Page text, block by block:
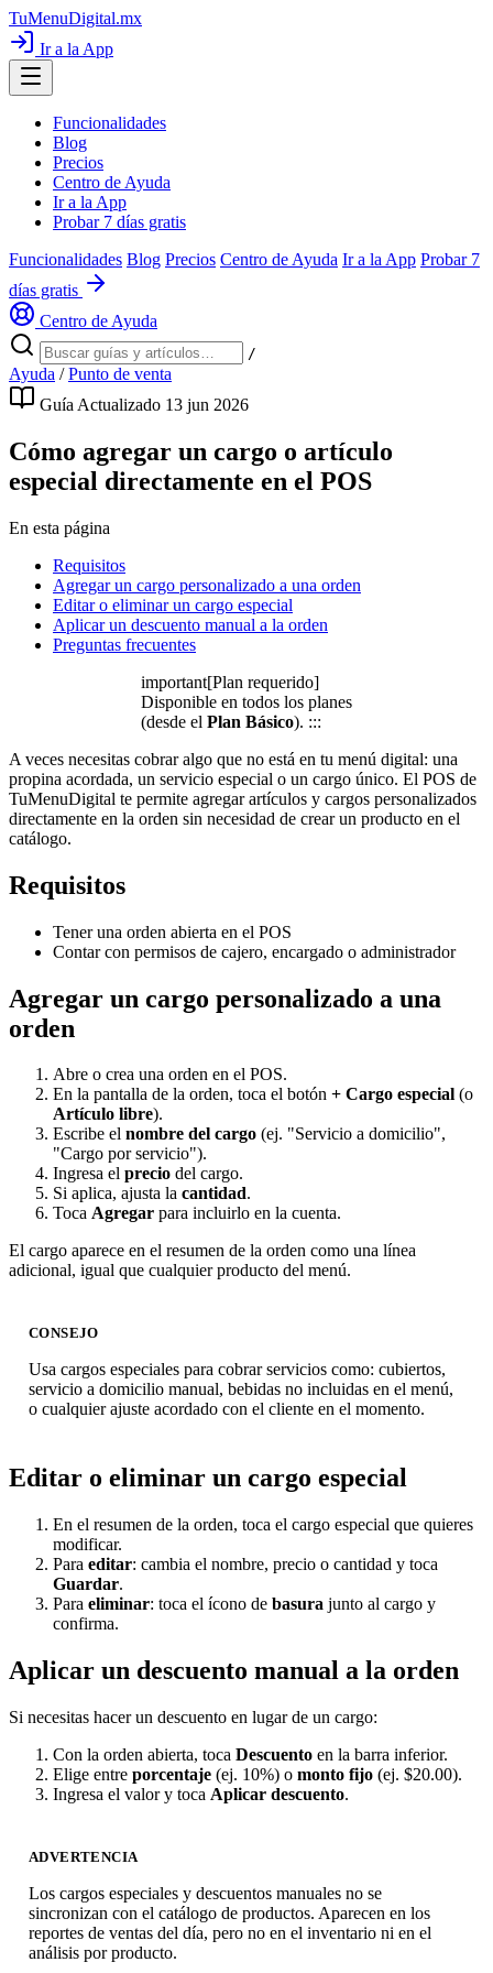
TuMenuDigital.mx
Ir a la App
Funcionalidades
Blog
Precios
Centro de Ayuda
Ir a la App
Probar 7 días gratis
Funcionalidades Blog Precios Centro de Ayuda Ir a la App Probar 7
días gratis
Centro de Ayuda
/
Ayuda / Punto de venta
Guía Actualizado 13 jun 2026
Cómo agregar un cargo o artículo
especial directamente en el POS
En esta página
Requisitos
Agregar un cargo personalizado a una orden
Editar o eliminar un cargo especial
Aplicar un descuento manual a la orden
Preguntas frecuentes
important[Plan requerido]
Disponible en todos los planes
(desde el Plan Básico). :::
A veces necesitas cobrar algo que no está en tu menú digital: una
propina acordada, un servicio especial o un cargo único. El POS de
TuMenuDigital te permite agregar artículos y cargos personalizados
directamente en la orden sin necesidad de crear un producto en el
catálogo.
Requisitos
Tener una orden abierta en el POS
Contar con permisos de cajero, encargado o administrador
Agregar un cargo personalizado a una
orden
Abre o crea una orden en el POS.
En la pantalla de la orden, toca el botón + Cargo especial (o
Artículo libre).
Escribe el nombre del cargo (ej. "Servicio a domicilio",
"Cargo por servicio").
Ingresa el precio del cargo.
Si aplica, ajusta la cantidad.
Toca Agregar para incluirlo en la cuenta.
El cargo aparece en el resumen de la orden como una línea
adicional, igual que cualquier producto del menú.
CONSEJO
Usa cargos especiales para cobrar servicios como: cubiertos,
servicio a domicilio manual, bebidas no incluidas en el menú,
o cualquier ajuste acordado con el cliente en el momento.
Editar o eliminar un cargo especial
En el resumen de la orden, toca el cargo especial que quieres
modificar.
Para editar: cambia el nombre, precio o cantidad y toca
Guardar.
Para eliminar: toca el ícono de basura junto al cargo y
confirma.
Aplicar un descuento manual a la orden
Si necesitas hacer un descuento en lugar de un cargo:
Con la orden abierta, toca Descuento en la barra inferior.
Elige entre porcentaje (ej. 10%) o monto fijo (ej. $20.00).
Ingresa el valor y toca Aplicar descuento.
ADVERTENCIA
Los cargos especiales y descuentos manuales no se
sincronizan con el catálogo de productos. Aparecen en los
reportes de ventas del día, pero no en el inventario ni en el
análisis por producto.